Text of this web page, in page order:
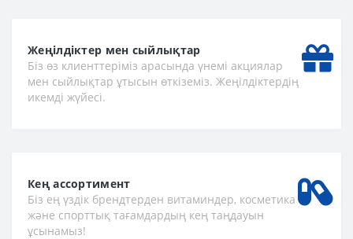
Жеңілдіктер мен сыйлықтар
Біз өз клиенттеріміз арасында үнемі акциялар
мен сыйлықтар ұтысын өткіземіз. Жеңілдіктердің
икемді жүйесі.
Кең ассортимент
Біз ең үздік брендтерден витаминдер, косметика
және спорттық тағамдардың кең таңдауын
ұсынамыз!